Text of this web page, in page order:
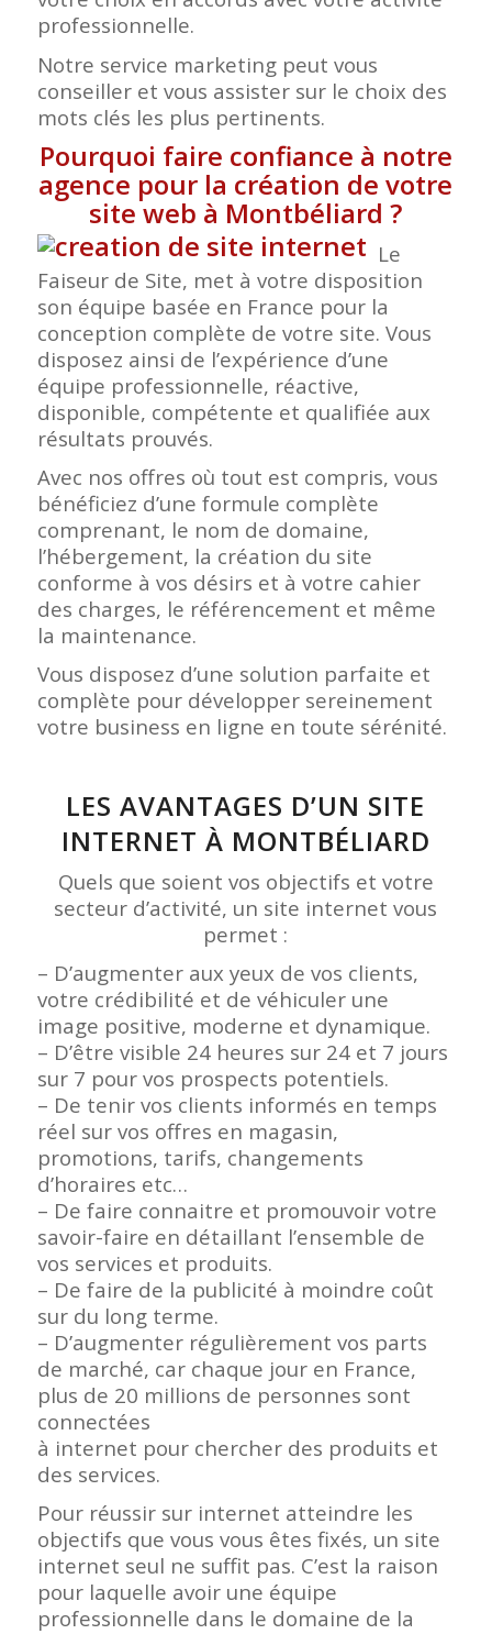
professionnelle.
Notre service marketing peut vous
conseiller et vous assister sur le choix des
mots clés les plus pertinents.
Pourquoi faire confiance à notre
agence pour la création de votre
site web à Montbéliard ?
Le
Faiseur de Site, met à votre disposition
son équipe basée en France pour la
conception complète de votre site. Vous
disposez ainsi de l’expérience d’une
équipe professionnelle, réactive,
disponible, compétente et qualifiée aux
résultats prouvés.
Avec nos offres où tout est compris, vous
bénéficiez d’une formule complète
comprenant, le nom de domaine,
l’hébergement, la création du site
conforme à vos désirs et à votre cahier
des charges, le référencement et même
la maintenance.
Vous disposez d’une solution parfaite et
complète pour développer sereinement
votre business en ligne en toute sérénité.
LES AVANTAGES D’UN SITE
INTERNET À MONTBÉLIARD
Quels que soient vos objectifs et votre
secteur d’activité, un site internet vous
permet :
– D’augmenter aux yeux de vos clients,
votre crédibilité et de véhiculer une
image positive, moderne et dynamique.
– D’être visible 24 heures sur 24 et 7 jours
sur 7 pour vos prospects potentiels.
– De tenir vos clients informés en temps
réel sur vos offres en magasin,
promotions, tarifs, changements
d’horaires etc…
– De faire connaitre et promouvoir votre
savoir-faire en détaillant l’ensemble de
vos services et produits.
– De faire de la publicité à moindre coût
sur du long terme.
– D’augmenter régulièrement vos parts
de marché, car chaque jour en France,
plus de 20 millions de personnes sont
connectées
à internet pour chercher des produits et
des services.
Pour réussir sur internet atteindre les
objectifs que vous vous êtes fixés, un site
internet seul ne suffit pas. C’est la raison
pour laquelle avoir une équipe
professionnelle dans le domaine de la